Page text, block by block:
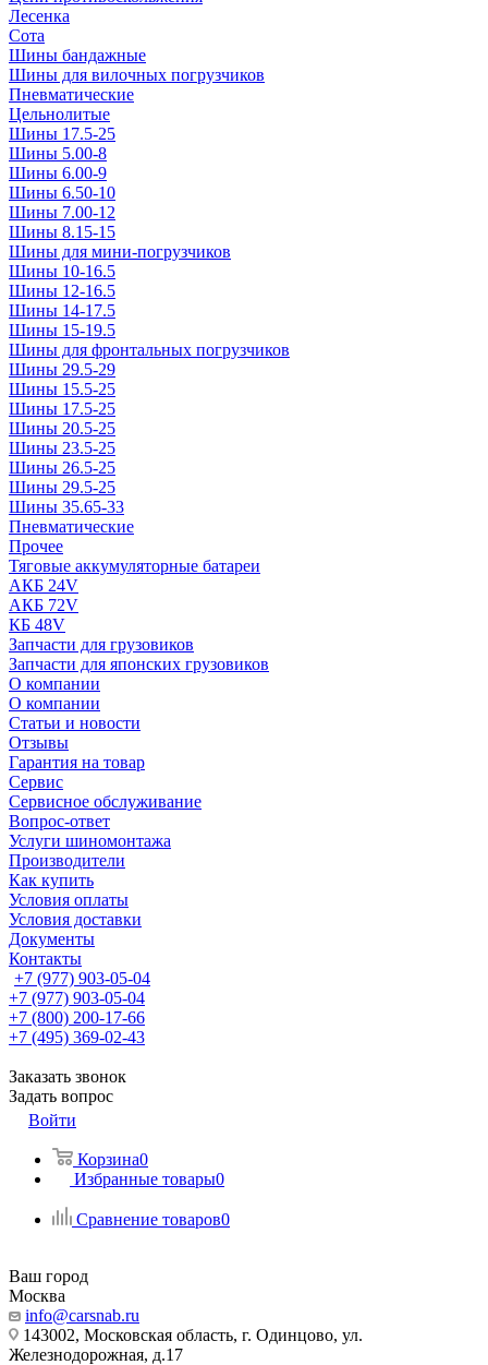
Лесенка
Сота
Шины бандажные
Шины для вилочных погрузчиков
Пневматические
Цельнолитые
Шины 17.5-25
Шины 5.00-8
Шины 6.00-9
Шины 6.50-10
Шины 7.00-12
Шины 8.15-15
Шины для мини-погрузчиков
Шины 10-16.5
Шины 12-16.5
Шины 14-17.5
Шины 15-19.5
Шины для фронтальных погрузчиков
Шины 29.5-29
Шины 15.5-25
Шины 17.5-25
Шины 20.5-25
Шины 23.5-25
Шины 26.5-25
Шины 29.5-25
Шины 35.65-33
Пневматические
Прочее
Тяговые аккумуляторные батареи
АКБ 24V
АКБ 72V
КБ 48V
Запчасти для грузовиков
Запчасти для японских грузовиков
О компании
О компании
Статьи и новости
Отзывы
Гарантия на товар
Сервис
Сервисное обслуживание
Вопрос-ответ
Услуги шиномонтажа
Производители
Как купить
Условия оплаты
Условия доставки
Документы
Контакты
+7 (977) 903-05-04
+7 (977) 903-05-04
+7 (800) 200-17-66
+7 (495) 369-02-43
Заказать звонок
Задать вопрос
Войти
Корзина0
Избранные товары0
Сравнение товаров0
Ваш город
Москва
info@carsnab.ru
143002, Московская область, г. Одинцово, ул.
Железнодорожная, д.17